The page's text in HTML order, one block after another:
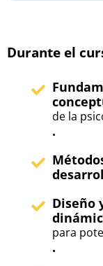
Durante el
de la
.
Diseño
para
.